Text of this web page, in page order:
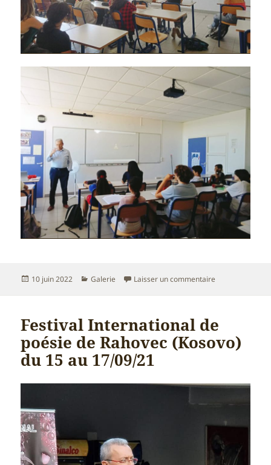
Publié
10 juin 2022 Catégories
Galerie Laisser un commentairesur animation
Festival International de
poésie de Rahovec (Kosovo)
du 15 au 17/09/21